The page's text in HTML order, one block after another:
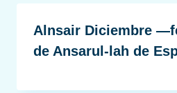
Alnsair Diciembre
de Ansarul-lah de